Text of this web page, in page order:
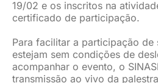
19/02 e os inscritos na
certificado de participação.
Para facilitar a participação de
estejam sem condições de
acompanhar o evento, o
transmissão ao vivo da